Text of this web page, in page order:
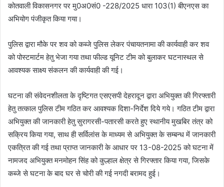
कोतवाली विकासनगर पर मु0अ0सं0 -228/2025 धारा 103(1) बीएनएस का
अभियोग पंजीकृत किया गया।
पुलिस द्वारा मौके पर शव को कब्जे पुलिस लेकर पंचायतनामा की कार्यवाही कर शव
को पोस्टमार्टम हेतु भेजा गया तथा फील्ड यूनिट टीम को बुलाकर घटनास्थल से
आवश्यक साक्ष्य संकलन की कार्यवाही की गई।
घटना की संवेदनशीलता के दृष्टिगत एसएसपी देहरादून द्वारा अभियुक्त की गिरफ्तारी
हेतु तत्काल पुलिस टीम गठित कर आवश्यक दिशा-निर्देश दिये गये। गठित टीम द्वारा
अभियुक्त की जानकारी हेतु सुरागरसी-पतारसी करते हुए स्थानीय मुखबिर तंत्र को
सक्रिय किया गया, साथ ही सर्विलांस के माध्यम से अभियुक्त के सम्बन्ध में जानकारी
एकत्रित की गई तथा प्राप्त जानकारी के आधार पर 13-08-2025 को घटना में
नामजद अभियुक्त मनमोहन सिंह को कुल्हाल क्षेत्र से गिरफ्तार किया गया, जिसके
कब्जे से घटना के बाद घर से चोरी की गई नगदी बरामद हुई।